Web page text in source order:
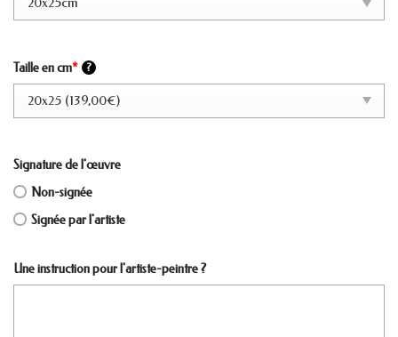
Taille en cm* ?
Signature de l'œuvre
Non-signée
Signée par l'artiste
Une instruction pour l'artiste-peintre ?